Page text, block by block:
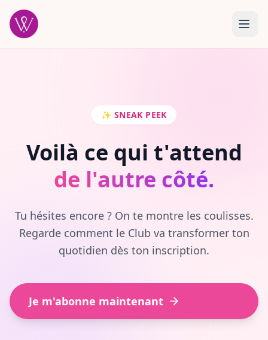
✨ SNEAK PEEK
Voilà ce qui t'attend
de l'autre côté.
Tu hésites encore ? On te montre les coulisses.
Regarde comment le Club va transformer ton
quotidien dès ton inscription.
Je m'abonne maintenant